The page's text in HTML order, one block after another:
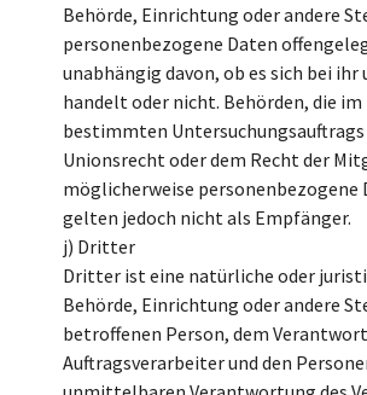
Behörde, Einrichtung oder andere
personenbezogene Daten
unabhängig davon, ob es sich bei
handelt oder nicht. Behörden, die im
bestimmten Untersuchungsauftrags
Unionsrecht oder dem Recht der
möglicherweise personenbezogene
gelten jedoch nicht als Empfänger.
j) Dritter
Dritter ist eine natürliche oder
Behörde, Einrichtung oder andere
betroffenen Person, dem
Auftragsverarbeiter und den